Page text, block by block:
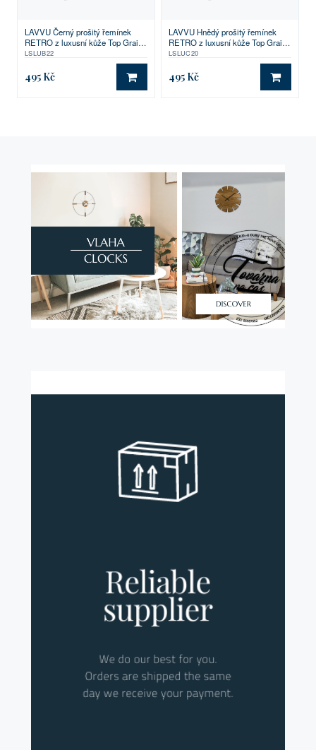
LAVVU Černý prošitý řemínek
RETRO z luxusní kůže Top Grain -
22
LSLUB22
495 Kč DO KOŠÍKU
LAVVU Hnědý prošitý řemínek
RETRO z luxusní kůže Top Grain -
20
LSLUC20
495 Kč DO